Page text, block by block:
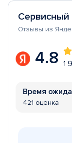
Сервисный
Отзывы из
4.8 1
Время
421 оценка